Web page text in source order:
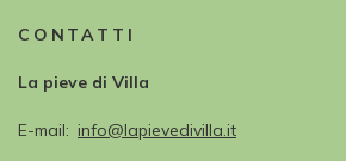
CONTATTI
La pieve di Villa
E-mail info@lapievedivilla.it